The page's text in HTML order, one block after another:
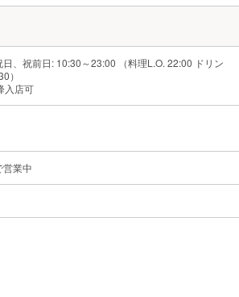
日、祝前日: 10:30～23:00 （料理L.O. 22:00 ドリン
）
入店可
営業中